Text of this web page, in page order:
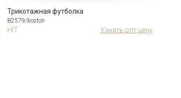
Трикотажная футболка
B2579/boston
HIT Узнать опт цену